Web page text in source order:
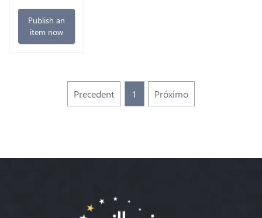
Publish an
item now
Precedent 1 Próximo